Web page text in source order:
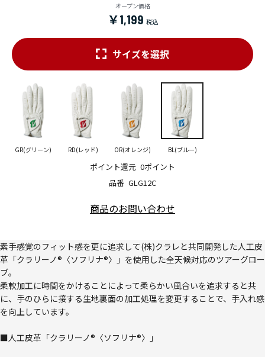
オープン価格
￥1,199
品番 GLG12C
ポイント還元 0ポイント
サイズを選択
GR(グリーン) RD(レッド) OR(オレンジ) BL(ブルー)
商品のお問い合わせ
素手感覚のフィット感を更に追求して(株)クラレと共同開発した人工皮
革「クラリーノ®〈ソフリナ®〉」を使用した全天候対応のツアーグロー
ブ。
柔軟加工に時間をかけることによって柔らかい風合いを追求すると共
に、手のひらに接する生地裏面の加工処理を変更することで、手入れ感
を向上しています。
■人工皮革「クラリーノ®〈ソフリナ®〉」